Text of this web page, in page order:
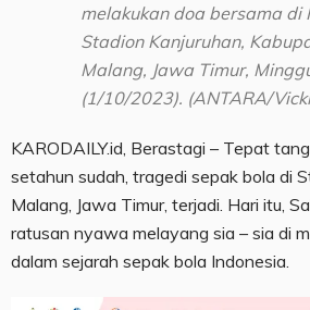
melakukan doa bersama di
Stadion Kanjuruhan,
Malang, Jawa Timur,
(1/10/2023). (ANTARA/
KARODAILY.id, Berastagi – Tepat
setahun sudah, tragedi sepak bola di
Malang, Jawa Timur, terjadi. Hari itu,
ratusan nyawa melayang sia – sia di
dalam sejarah sepak bola Indonesia.